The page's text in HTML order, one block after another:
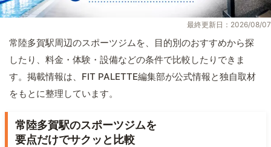
最終更新日：2026/08/07
常陸多賀駅周辺のスポーツジムを、目的別のおすすめから探
したり、料金・体験・設備などの条件で比較したりできま
す。掲載情報は、FIT PALETTE編集部が公式情報と独自取材
をもとに整理しています。
常陸多賀駅のスポーツジムを
要点だけでサクッと比較